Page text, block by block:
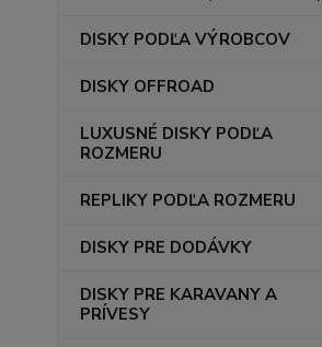
DISKY PODĽA VÝROBCOV
DISKY OFFROAD
LUXUSNÉ DISKY PODĽA
ROZMERU
REPLIKY PODĽA ROZMERU
DISKY PRE DODÁVKY
DISKY PRE KARAVANY A
PRÍVESY